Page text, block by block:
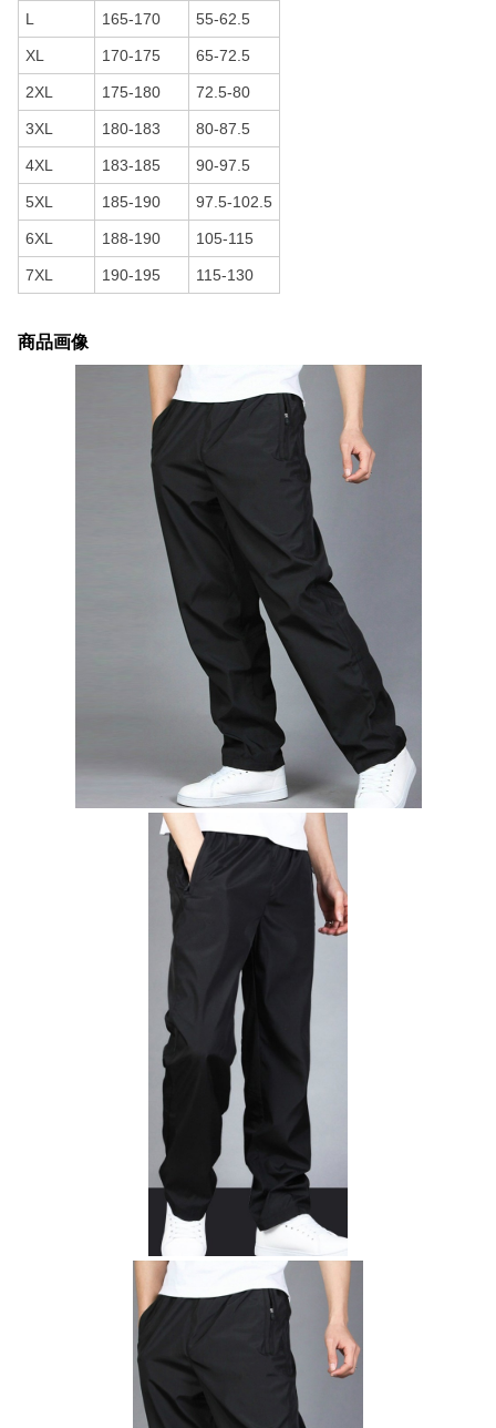
L 165-170 55-62.5
XL 170-175 65-72.5
2XL 175-180 72.5-80
3XL 180-183 80-87.5
4XL 183-185 90-97.5
5XL 185-190 97.5-102.5
6XL 188-190 105-115
7XL 190-195 115-130
商品画像